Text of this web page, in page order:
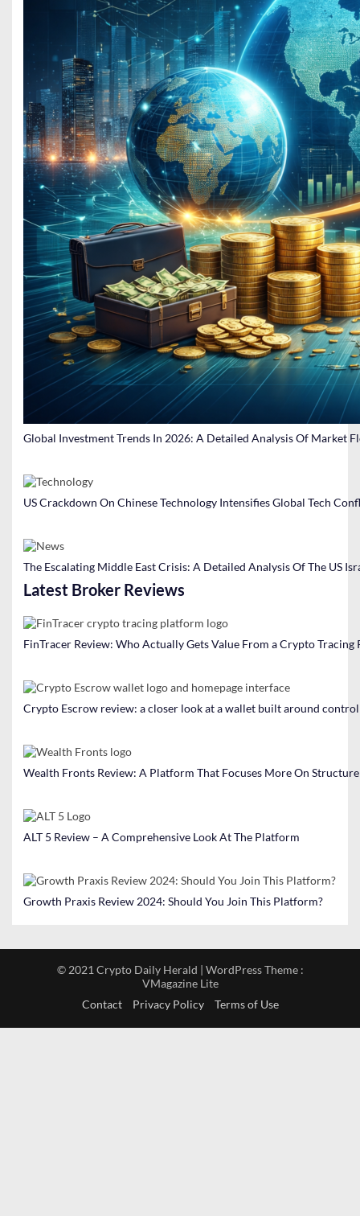
Global Investment Trends In 2026: A Detailed Analysis Of Market
US Crackdown On Chinese Technology Intensifies Global Tech
The Escalating Middle East Crisis: A Detailed Analysis Of The US
Latest Broker Reviews
FinTracer Review: Who Actually Gets Value From a Crypto
Crypto Escrow review: a closer look at a wallet built around
Wealth Fronts Review: A Platform That Focuses More On Structure
ALT 5 Review – A Comprehensive Look At The Platform
Growth Praxis Review 2024: Should You Join This Platform?
© 2021 Crypto Daily Herald | WordPress Theme :
VMagazine Lite
Contact
Privacy Policy Terms of Use